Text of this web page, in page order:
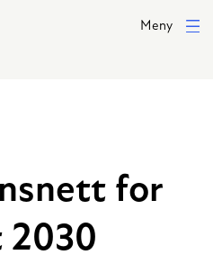
Meny
for
2030